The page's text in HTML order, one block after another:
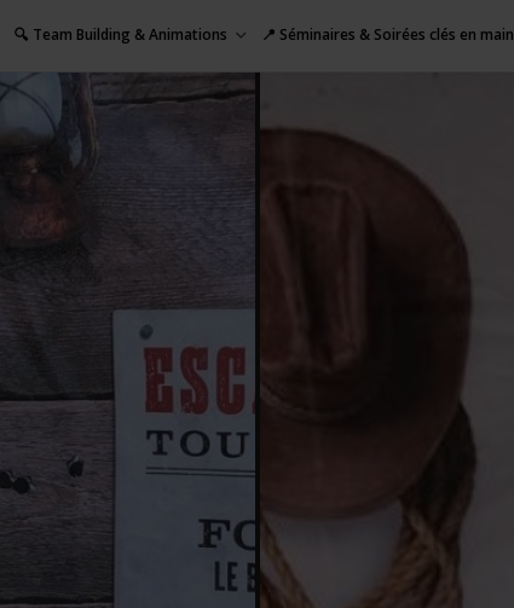
🔍 Team Building & Animations 📍 Séminaires & Soirées clés en main